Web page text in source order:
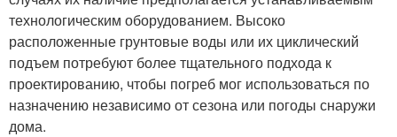
технологическим оборудованием. Высоко
расположенные грунтовые воды или их циклический
подъем потребуют более тщательного подхода к
проектированию, чтобы погреб мог использоваться по
назначению независимо от сезона или погоды снаружи
дома.